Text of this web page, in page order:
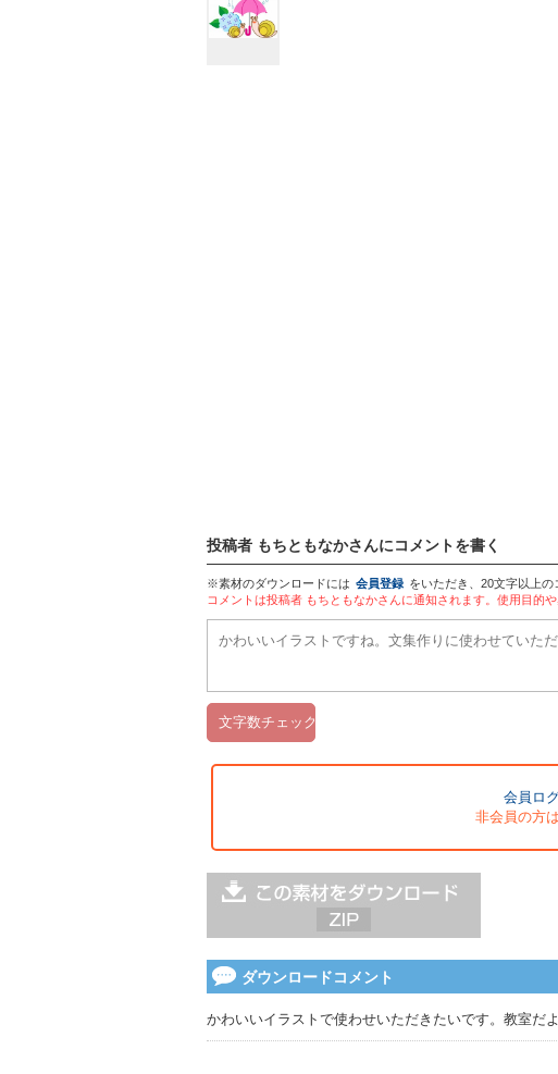
投稿者 もちともなかさんにコメントを書く
※素材のダウンロードには 会員登録 をいただき、20文字以上の
コメントは投稿者 もちともなかさんに通知されます。使用目的
会員ロ
非会員の方は
ダウンロードコメント
かわいいイラストで使わせいただきたいです。教室だ